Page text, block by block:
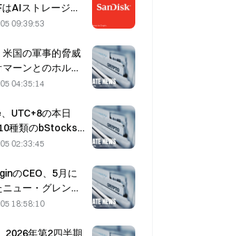
AIストレージの
クルをどう切り
付けられるか？
09:39:53
米国の軍事的脅威
ーンとのホルム
が遅延すると表
04:35:14
UTC+8の本日
種類のbStocks
取引を開始、メ
02:33:45
のCEO、5月に
ュー・グレンの
4エンジンのバル
18:58:10
2026年第2四半期